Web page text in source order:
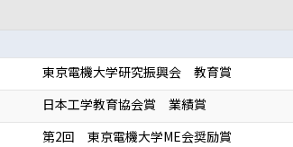
東京電機大学研究振興会 教育賞
日本工学教育協会賞 業績賞
第2回 東京電機大学ME会奨励賞